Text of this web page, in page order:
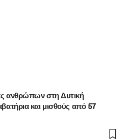
ανθρώπων στη Δυτική
και μισθούς από 57